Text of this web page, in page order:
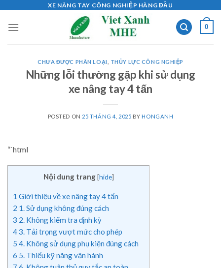
content
XE NÂNG TAY CÔNG NGHIỆP HÀNG ĐẦU
0
CHƯA ĐƯỢC PHÂN LOẠI THỦY LỰC CÔNG NGHIỆP
Những lỗi thường gặp khi sử dụng
xe nâng tay 4 tấn
POSTED ON 25 THÁNG 4, 2025 BYHONGANH
“`html
Nội dung trang [hide]
1 Giới thiệu về xe nâng tay 4 tấn
2 1. Sử dụng không đúng cách
3 2. Không kiểm tra định kỳ
43. Tải trọng vượt mức cho phép
5 4. Không sử dụng phụ kiện đúng cách
6 5. Thiếu kỹ năng vận hành